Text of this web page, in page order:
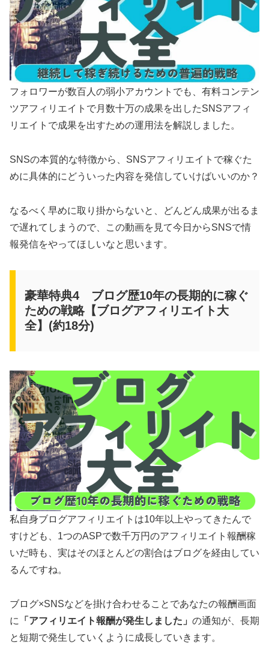
フォロワーが数百人の弱小アカウントでも、有料コンテン
ツアフィリエイトで月数十万の成果を出したSNSアフィ
リエイトで成果を出すための運用法を解説しました。
SNSの本質的な特徴から、SNSアフィリエイトで稼ぐた
めに具体的にどういった内容を発信していけばいいのか？
なるべく早めに取り掛からないと、どんどん成果が出るま
で遅れてしまうので、この動画を見て今日からSNSで情
報発信をやってほしいなと思います。
豪華特典4 ブログ歴10年の長期的に稼ぐ
ための戦略【ブログアフィリエイト大
全】(約18分)
私自身ブログアフィリエイトは10年以上やってきたんで
すけども、1つのASPで数千万円のアフィリエイト報酬稼
いだ時も、実はそのほとんどの割合はブログを経由してい
るんですね。
ブログ×SNSなどを掛け合わせることであなたの報酬画面
に
「アフィリエイト報酬が発生しました」 の通知が、長期
と短期で発生していくように成長していきます。